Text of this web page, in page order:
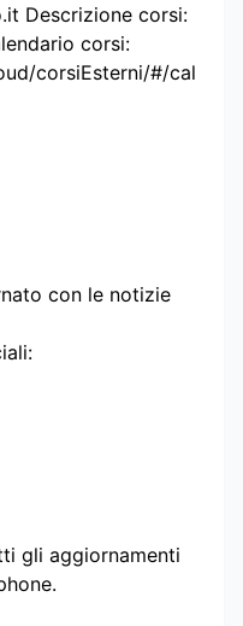
Descrizione corsi:
corsi:
corsiEsterni/#/
con le notizie
gli aggiornamenti